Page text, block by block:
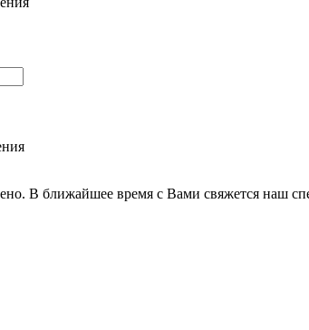
В ближайшее время с Вами свяжется наш